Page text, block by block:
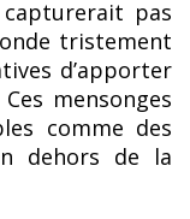
pas
tristement
d’apporter
mensonges
comme des
dehors de la